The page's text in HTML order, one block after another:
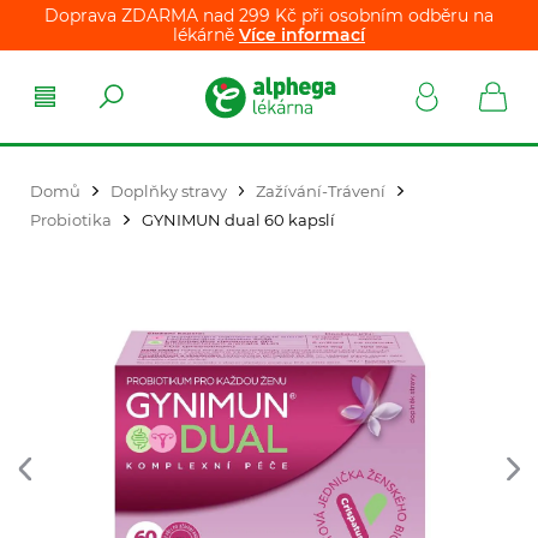
Doprava ZDARMA nad 299 Kč při osobním odběru na
lékárně Více informací
Domů Doplňky stravy
Zažívání-Trávení
Probiotika
GYNIMUN dual 60 kapslí